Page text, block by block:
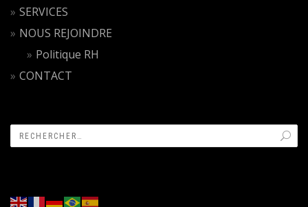
SERVICES
NOUS REJOINDRE
Politique RH
CONTACT